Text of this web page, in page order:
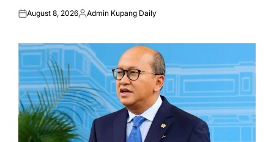
Posted
August 8, 2026Posted
Admin Kupang Daily